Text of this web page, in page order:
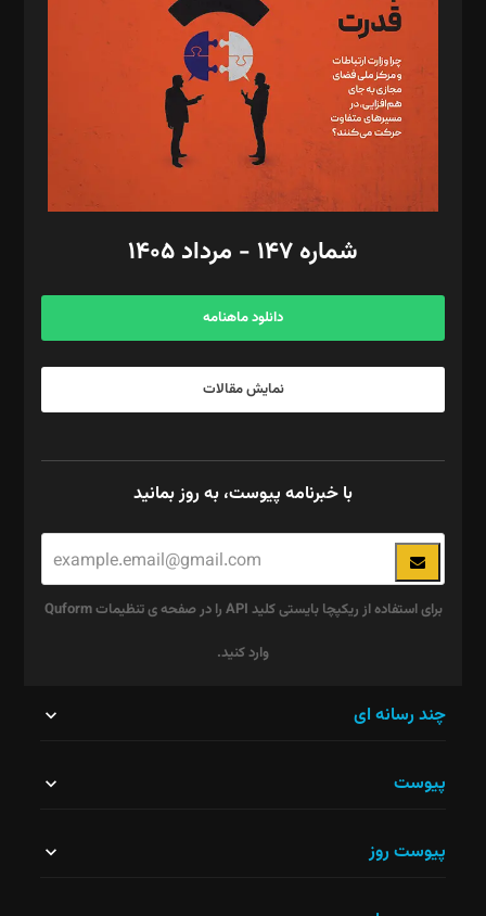
رستمی،مصطفی باستان
ویرایش: نگار استاد‌‌آقا
طراح یونیفرم: مجید توکلی
فیلمبرداری و عکاسی: امیر شفیعی، مانی لطفی زاده
گرافیک و صفحه‌آرایی: سید‌سبحان‌علی ثابت
مد‌یر توسعه تجاری: کامبیز برید‌
امور مالی: شاپور رهبری، محمد‌ کاظمی‌نیا
آگهی و مشترکین: ۰۹۱۹۹۹۹۰۴۵۴
شماره ۱۴۷ - مرداد ۱۴۰۵
دانلود ماهنامه
نمایش مقالات
با خبرنامه پیوست، به روز بمانید
برای استفاده از ریکپچا بایستی کلید API را در صفحه ی تنظیمات Quform
وارد کنید.
نباید
چند رسانه ای
پیوست
پیوست روز